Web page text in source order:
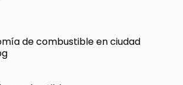
de combustible en ciudad